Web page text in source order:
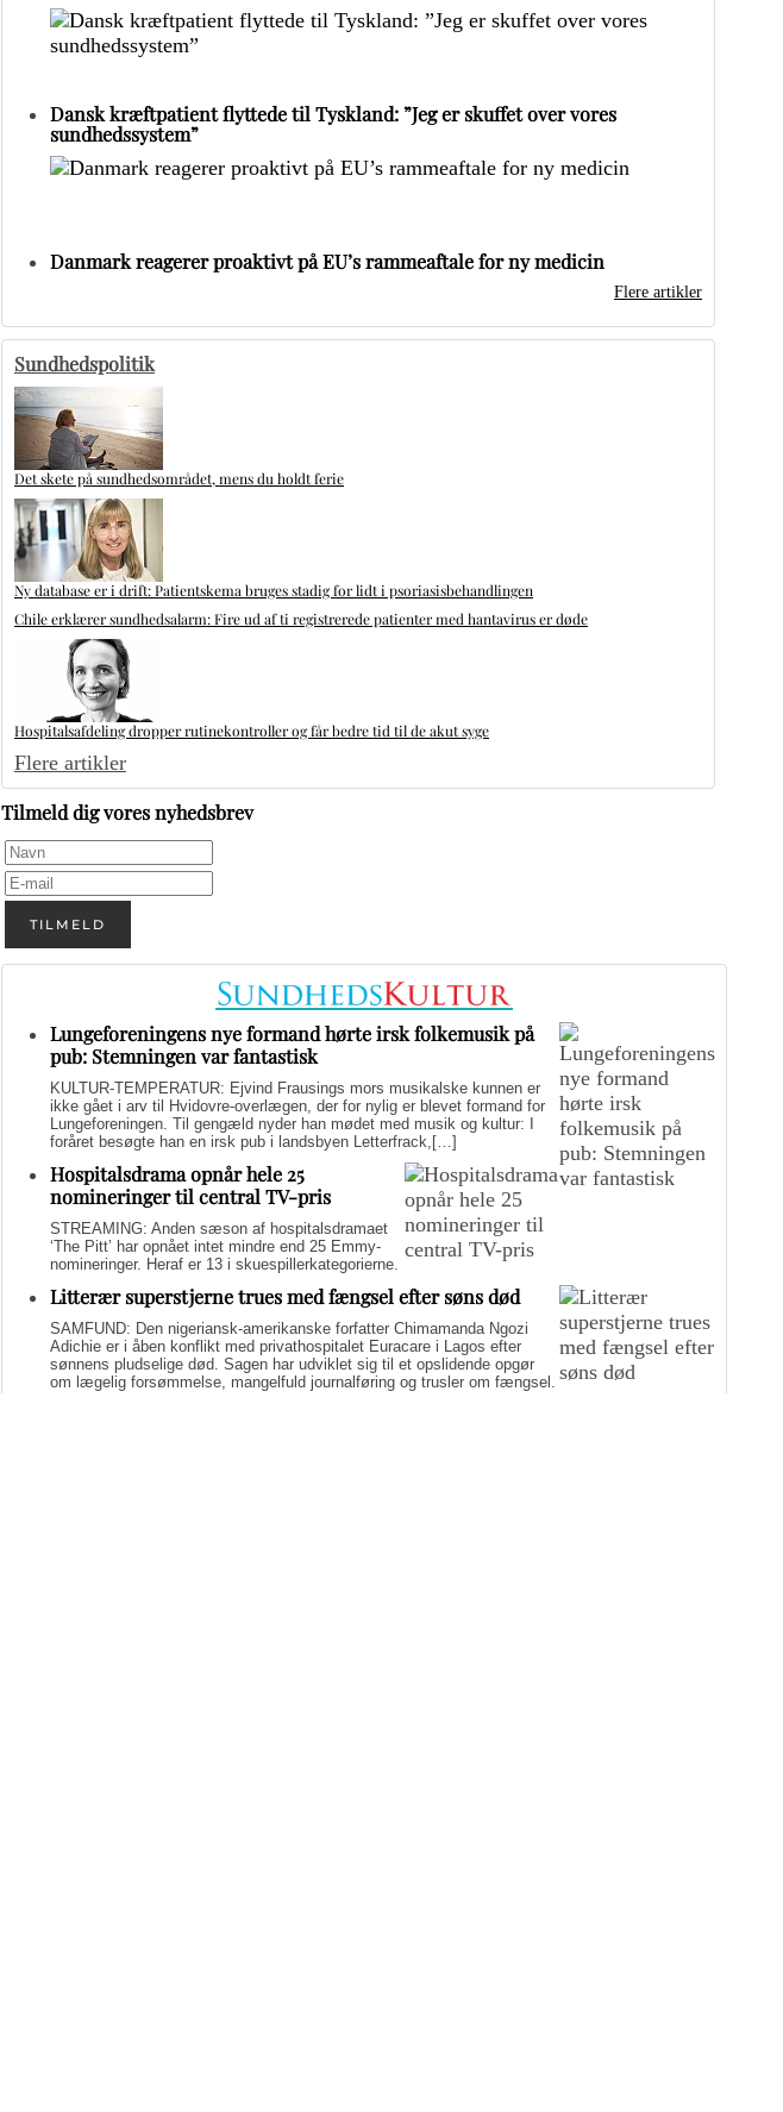
Dansk kræftpatient flyttede til Tyskland: ”Jeg er skuffet over vores
sundhedssystem”
Danmark reagerer proaktivt på EU’s rammeaftale for ny medicin
Flere artikler
Sundhedspolitik
Det skete på sundhedsområdet, mens du holdt ferie
Ny database er i drift: Patientskema bruges stadig for lidt i psoriasisbehandlingen
Chile erklærer sundhedsalarm: Fire ud af ti registrerede patienter med hantavirus er døde
Hospitalsafdeling dropper rutinekontroller og får bedre tid til de akut syge
Flere artikler
Tilmeld dig vores nyhedsbrev
TILMELD
Lungeforeningens nye formand hørte irsk folkemusik på
pub: Stemningen var fantastisk
KULTUR-TEMPERATUR: Ejvind Frausings mors musikalske kunnen er
ikke gået i arv til Hvidovre-overlægen, der for nylig er blevet formand for
Lungeforeningen. Til gengæld nyder han mødet med musik og kultur: I
foråret besøgte han en irsk pub i landsbyen Letterfrack,[…]
Hospitalsdrama opnår hele 25
nomineringer til central TV-pris
STREAMING: Anden sæson af hospitalsdramaet
‘The Pitt’ har opnået intet mindre end 25 Emmy-
nomineringer. Heraf er 13 i skuespillerkategorierne.
Litterær superstjerne trues med fængsel efter søns død
SAMFUND: Den nigeriansk-amerikanske forfatter Chimamanda Ngozi
Adichie er i åben konflikt med privathospitalet Euracare i Lagos efter
sønnens pludselige død. Sagen har udviklet sig til et opslidende opgør
om lægelig forsømmelse, mangelfuld journalføring og trusler om fængsel.